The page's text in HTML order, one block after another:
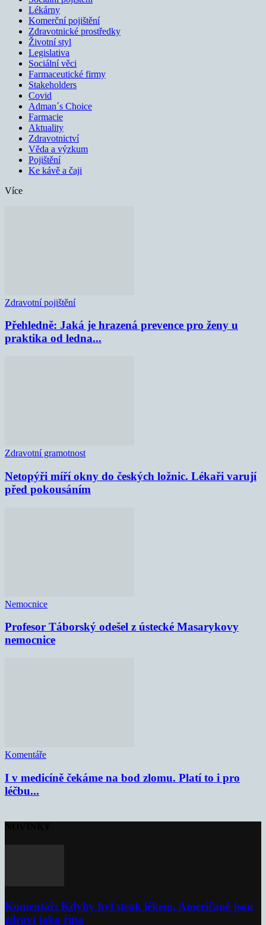
Lékárny
Komerční pojištění
Zdravotnické prostředky
Životní styl
Legislativa
Sociální věci
Farmaceutické firmy
Stakeholders
Covid
Adman´s Choice
Farmacie
Aktuality
Zdravotnictví
Věda a výzkum
Pojištění
Ke kávě a čaji
Více
Zdravotní pojištění
Přehledně: Jaká je hrazená prevence pro ženy u
praktika od ledna...
Zdravotní gramotnost
Netopýři míří okny do českých ložnic. Lékaři varují
před pokousáním
Nemocnice
Profesor Táborský odešel z ústecké Masarykovy
nemocnice
Komentáře
I v medicíně čekáme na bod zlomu. Platí to i pro
léčbu...
Komentář: Kdyby byl steak lékem, Američané jsou
zdraví jako řípa